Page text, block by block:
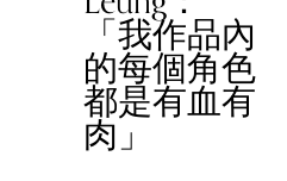
「我作品內
的每個角色
都是有血有
肉」